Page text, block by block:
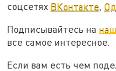
соцсетях ВКонтакте,
Подписывайтесь на
все самое интересное.
Если вам есть чем